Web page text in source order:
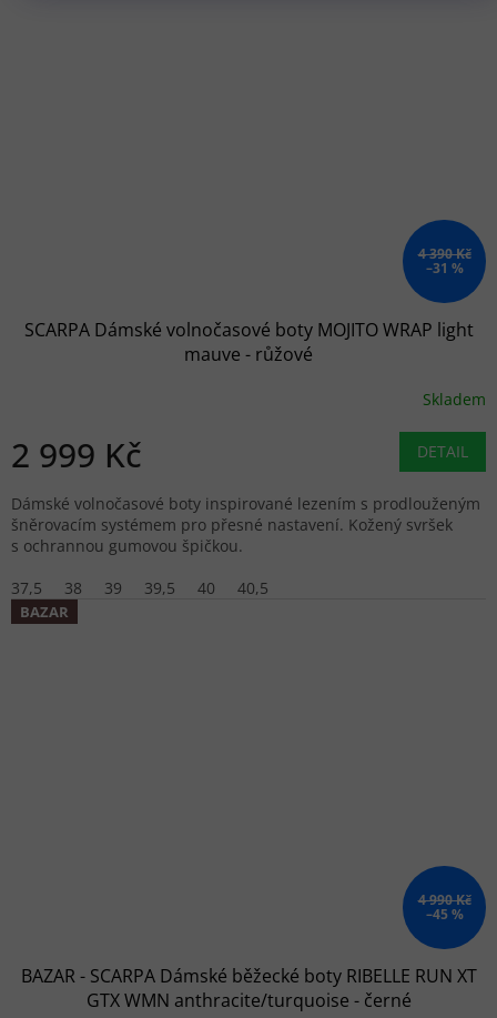
4 390 Kč
–31 %
SCARPA Dámské volnočasové boty MOJITO WRAP light
mauve - růžové
Skladem
2 999 Kč DETAIL
Dámské volnočasové boty inspirované lezením s prodlouženým
šněrovacím systémem pro přesné nastavení. Kožený svršek
s ochrannou gumovou špičkou.
37,5
38 39 39,5 40 40,5
BAZAR
4 990 Kč
–45 %
BAZAR - SCARPA Dámské běžecké boty RIBELLE RUN XT
GTX WMN anthracite/turquoise - černé